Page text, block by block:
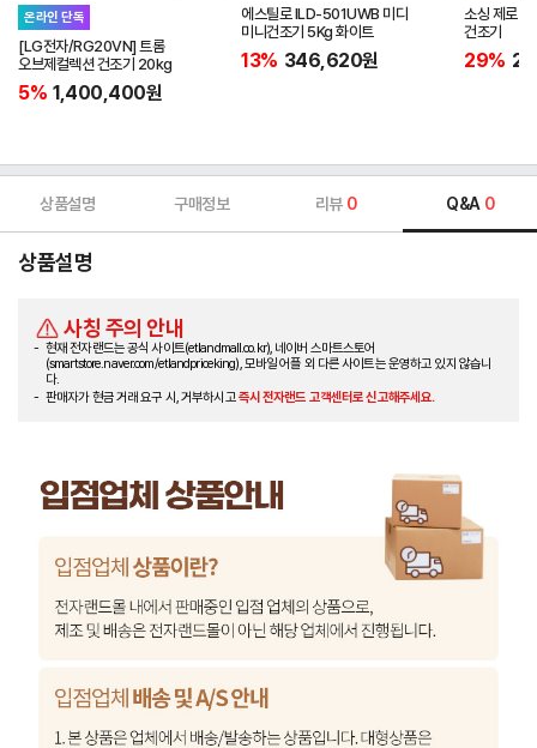
온라인 단독
[LG전자/RG20VN] 트롬
오브제컬렉션 건조기 20kg
5% 1,400,400원
에스틸로 ILD-501UWB 미디
미니건조기 5Kg 화이트
13% 346,620원
소싱 제로
건조기
29%
상품설명 구매정보 리뷰 0 Q&A 0
상품설명
사칭 주의 안내
현재 전자랜드는 공식 사이트(etlandmall.co.kr), 네이버 스마트스토어
(smartstore.naver.com/etlandpriceking), 모바일 어플 외 다른 사이트는 운영하고 있지 않습니
다.
판매자가 현금 거래 요구 시, 거부하시고즉시 전자랜드 고객센터로 신고해주세요.